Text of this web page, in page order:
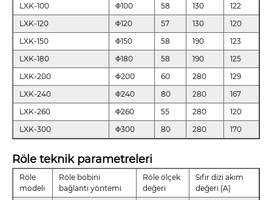
LXK-100
Φ100 58 130
122
LXK-120
Φ120 57 130
120
LXK-150
Φ150 58 190
123
LXK-180
Φ180 58 190
125
LXK-200
Φ200 60 280
129
LXK-240
Φ240 80 280
167
LXK-260
Φ260 55 280
120
LXK-300
Φ300 80 280 170
Röle teknik parametreleri
Röle
modeli
Röle bobini
bağlantı yöntemi
Röle ölçek
değeri
Sıfır dizi akım
değeri (A)